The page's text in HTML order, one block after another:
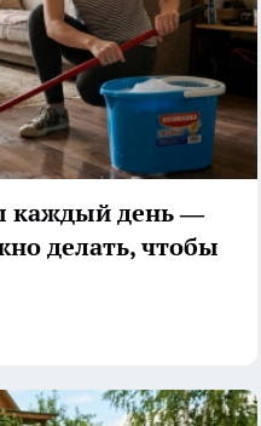
каждый день —
делать, чтобы